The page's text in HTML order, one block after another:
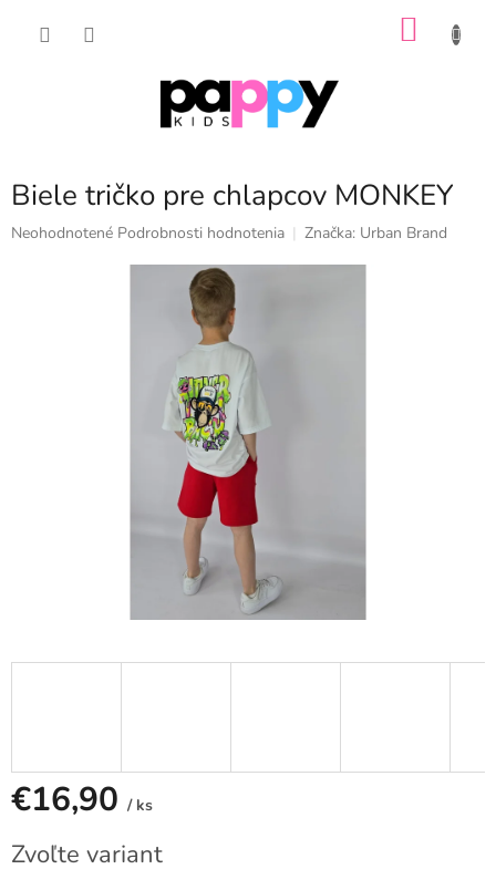
Biele tričko pre chlapcov MONKEY
Priemerné
Neohodnotené Podrobnosti hodnotenia Značka: Urban Brand
€16,90 / ks
cena:
Zvoľte variant